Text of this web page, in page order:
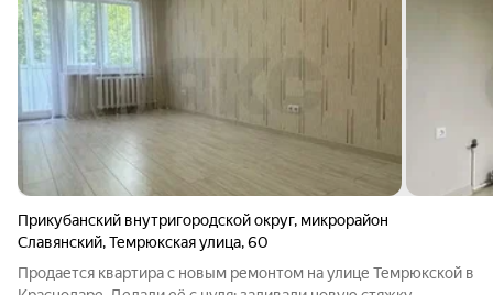
Прикубанский внутригородской округ, микрорайон
Славянский,Темрюкская улица,60
Продается квартира с новым ремонтом на улице Темрюкской в